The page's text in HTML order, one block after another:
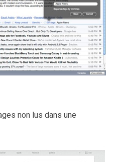
non lus dans une